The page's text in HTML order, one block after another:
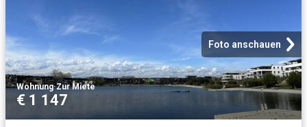
Foto anschauen
Wohnung·Zur Miete
€ 1 147